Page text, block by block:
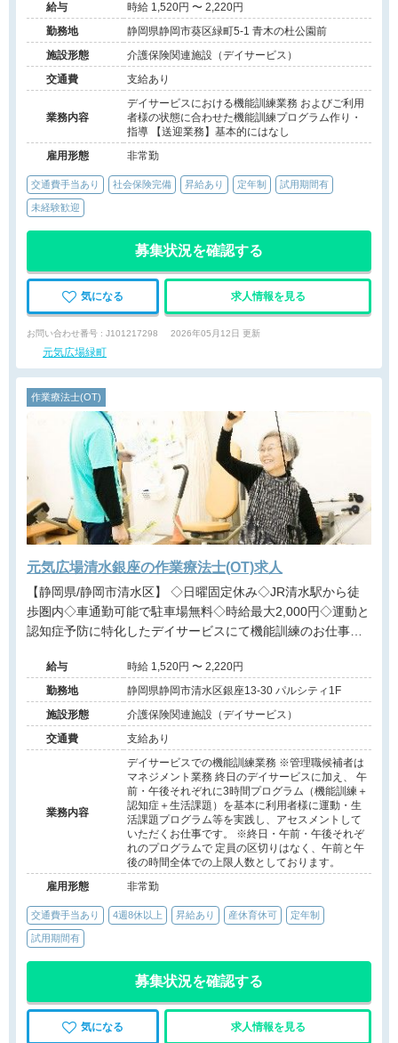
給与
時給 1,520円 〜 2,220円
勤務地
静岡県静岡市葵区緑町5-1 青木の杜公園前
施設形態
介護保険関連施設（デイサービス）
交通費
支給あり
業務内容
デイサービスにおける機能訓練業務 およびご利用
者様の状態に合わせた機能訓練プログラム作り・
指導 【送迎業務】基本的にはなし
雇用形態
非常勤
交通費手当あり 社会保険完備 昇給あり 定年制 試用期間有
未経験歓迎
募集状況を確認する
気になる 求人情報を見る
お問い合わせ番号 : J101217298 2026年05月12日 更新
元気広場緑町
作業療法士(OT)
元気広場清水銀座の作業療法士(OT)求人
【静岡県/静岡市清水区】 ◇日曜固定休み◇JR清水駅から徒
歩圏内◇車通勤可能で駐車場無料◇時給最大2,000円◇運動と
認知症予防に特化したデイサービスにて機能訓練のお仕事で
給与
時給 1,520円 〜 2,220円
勤務地
静岡県静岡市清水区銀座13-30 パルシティ1F
施設形態
介護保険関連施設（デイサービス）
交通費
支給あり
業務内容
デイサービスでの機能訓練業務 ※管理職候補者は
マネジメント業務 終日のデイサービスに加え、 午
前・午後それぞれに3時間プログラム（機能訓練＋
認知症＋生活課題）を基本に利用者様に運動・生
活課題プログラム等を実践し、アセスメントして
いただくお仕事です。 ※終日・午前・午後それぞ
れのプログラムで 定員の区切りはなく、午前と午
後の時間全体での上限人数としております。
雇用形態
非常勤
交通費手当あり 4週8休以上 昇給あり 産休育休可 定年制
試用期間有
募集状況を確認する
気になる 求人情報を見る